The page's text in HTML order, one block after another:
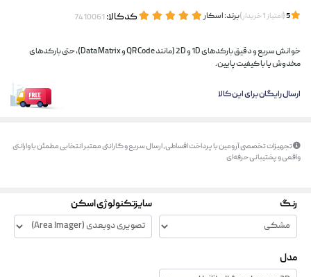
(امتیاز1خریدار)برند:اسکار کدکالا:
خوانش سریع و دقیق بارکدهای 1D و 2D (مانند QR Code و Data Matrix)، حتی بارکدهای
مخدوش یا با کیفیت پایین.
ارسال رایگان برای این کالا
تجهیزات تخصصی آرومین با پرداخت اقساطی، ارسال سریع و گارانتی معتبر انتخابی مطمئن با وارانتی
واقعی و پشتیبانی حرفه‌ای
رنگ سایزتکنولوژی اسکن
مدل